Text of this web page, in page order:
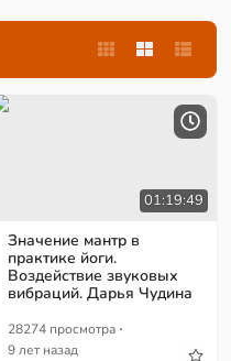
01:19:49
Значение мантр в
практике йоги.
Воздействие звуковых
вибраций. Дарья Чудина
28274 просмотра ·
9 лет назад